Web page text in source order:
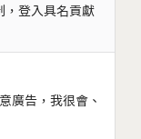
，登入具名貢獻
廣告，我很會、